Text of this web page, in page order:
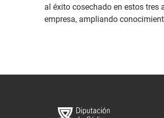
al éxito cosechado en estos tres
empresa, ampliando